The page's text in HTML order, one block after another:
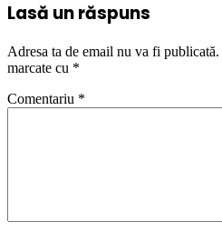
Lasă un răspuns
Adresa ta de email nu va fi publicată.
marcate cu *
Comentariu *